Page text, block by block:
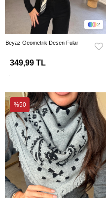
2
Beyaz Geometrik Desen Fular
349,99 TL
%50